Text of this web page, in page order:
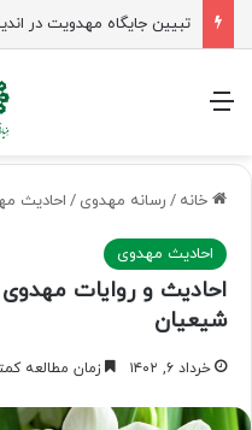
منو
خانه / رسانه مهدوی / احادیث
احادیث مهدوی
احادیث و روایات
شیعیان
خرداد ۶, ۱۴۰۲ زمان مطالعه